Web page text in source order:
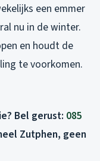
een emmer
nu in de winter.
en houdt de
te voorkomen.
Bel gerust: 085
Zutphen, geen